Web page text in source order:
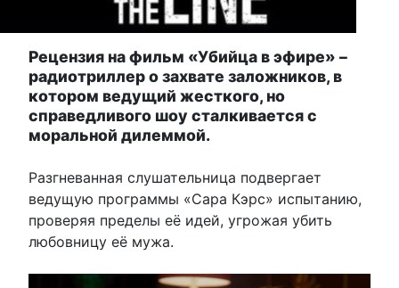
Рецензия на фильм «Убийца в эфире» –
радиотриллер о захвате заложников, в
котором ведущий жесткого, но
справедливого шоу сталкивается с
моральной дилеммой.
Разгневанная слушательница подвергает
ведущую программы «Сара Кэрс» испытанию,
проверяя пределы её идей, угрожая убить
любовницу её мужа.